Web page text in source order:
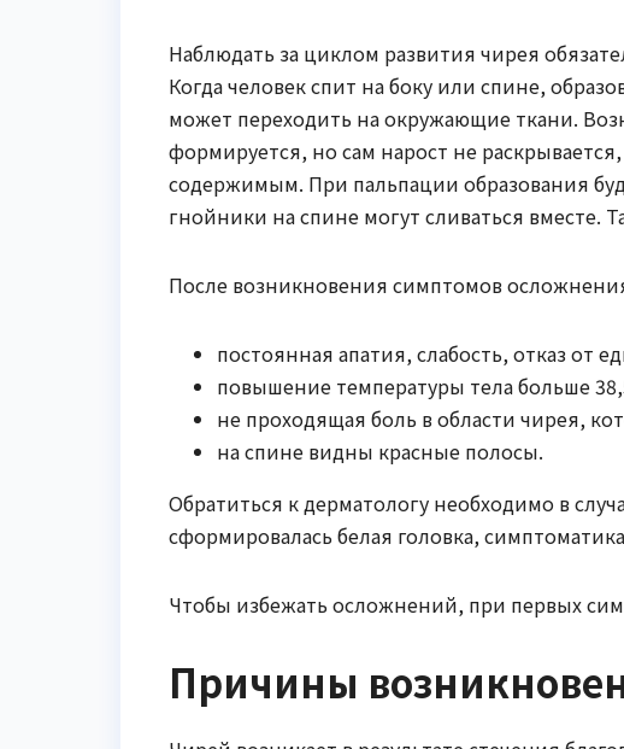
Наблюдать за циклом развития чирея
Когда человек спит на боку или спине,
может переходить на окружающие ткани.
формируется, но сам нарост не
содержимым. При пальпации образования
гнойники на спине могут сливаться вместе.
После возникновения симптомов
постоянная апатия, слабость, отказ от
повышение температуры тела больше
не проходящая боль в области чирея,
на спине видны красные полосы.
Обратиться к дерматологу необходимо в
сформировалась белая головка,
Чтобы избежать осложнений, при первых
Причины